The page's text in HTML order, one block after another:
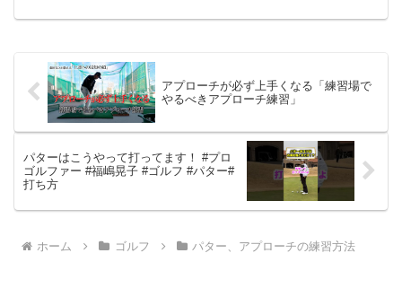
アプローチが必ず上手くなる「練習場で
やるべきアプローチ練習」
パターはこうやって打ってます！ #プロ
ゴルファー #福嶋晃子 #ゴルフ #パター#
打ち方
ホーム ゴルフ パター、アプローチの練習方法